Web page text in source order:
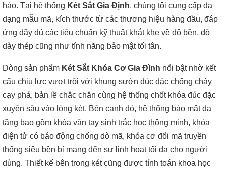
hảo. Tại hệ thống Két Sắt Gia Định, chúng tôi cung cấp đa
dạng mẫu mã, kích thước từ các thương hiệu hàng đầu, đáp
ứng đầy đủ các tiêu chuẩn kỹ thuật khắt khe về độ bền, độ
dày thép cũng như tính năng bảo mật tối tân.
Dòng sản phẩm Két Sắt Khóa Cơ Gia Đình nổi bật nhờ kết
cấu chịu lực vượt trội với khung sườn đúc đặc chống cháy
cạy phá, bản lề chắc chắn cùng hệ thống chốt khóa đúc đặc
xuyên sâu vào lòng két. Bên cạnh đó, hệ thống bảo mật đa
tầng bao gồm khóa vân tay sinh trắc học thông minh, khóa
điện tử có báo động chống dò mã, khóa cơ đổi mã truyền
thống siêu bền bỉ mang đến sự linh hoạt tối đa cho người
dùng. Thiết kế bên trong két cũng được tính toán khoa học